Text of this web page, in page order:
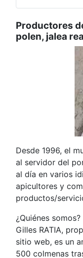
Productores
polen, jalea
Desde 1996, el
al servidor del
al día en varios
apicultores y
productos/
¿Quiénes
Gilles RATIA,
sitio web, es un
500 colmenas